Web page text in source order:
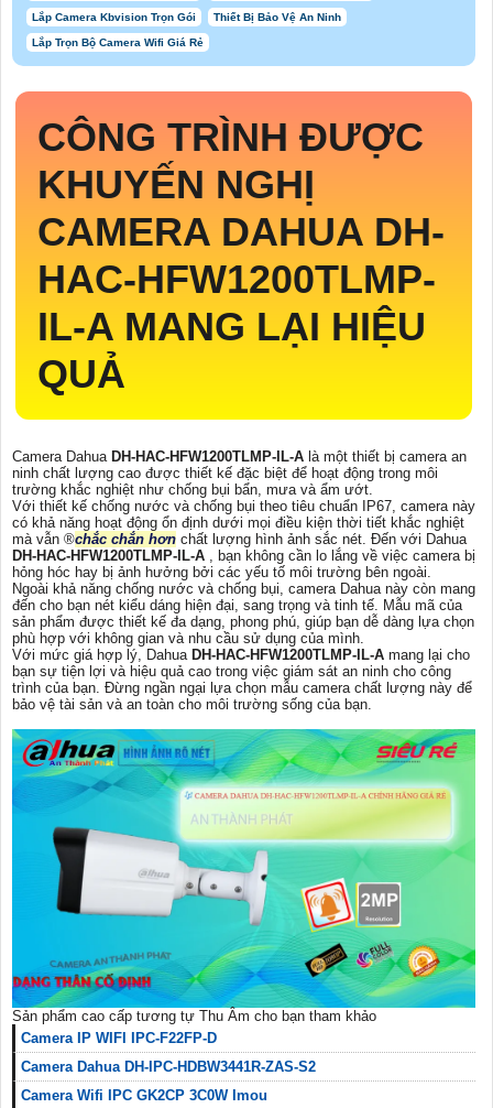
Lắp Camera Kbvision Trọn Gói Thiết Bị Bảo Vệ An Ninh
Lắp Trọn Bộ Camera Wifi Giá Rẻ
CÔNG TRÌNH ĐƯỢC
KHUYẾN NGHỊ
CAMERA DAHUA DH-
HAC-HFW1200TLMP-
IL-A MANG LẠI HIỆU
QUẢ
Camera Dahua DH-HAC-HFW1200TLMP-IL-A là một thiết bị camera an
ninh chất lượng cao được thiết kế đặc biệt để hoạt động trong môi
trường khắc nghiệt như chống bụi bẩn, mưa và ẩm ướt.
Với thiết kế chống nước và chống bụi theo tiêu chuẩn IP67, camera này
có khả năng hoạt động ổn định dưới mọi điều kiện thời tiết khắc nghiệt
mà vẫn ®️chắc chắn hơn chất lượng hình ảnh sắc nét. Đến với Dahua
DH-HAC-HFW1200TLMP-IL-A , bạn không cần lo lắng về việc camera bị
hỏng hóc hay bị ảnh hưởng bởi các yếu tố môi trường bên ngoài.
Ngoài khả năng chống nước và chống bụi, camera Dahua này còn mang
đến cho bạn nét kiểu dáng hiện đại, sang trọng và tinh tế. Mẫu mã của
sản phẩm được thiết kế đa dạng, phong phú, giúp bạn dễ dàng lựa chọn
phù hợp với không gian và nhu cầu sử dụng của mình.
Với mức giá hợp lý, Dahua DH-HAC-HFW1200TLMP-IL-A mang lại cho
bạn sự tiện lợi và hiệu quả cao trong việc giám sát an ninh cho công
trình của bạn. Đừng ngần ngại lựa chọn mẫu camera chất lượng này để
bảo vệ tài sản và an toàn cho môi trường sống của bạn.
Sản phẩm cao cấp tương tự Thu Âm cho bạn tham khảo
Camera IP WIFI IPC-F22FP-D
Camera Dahua DH-IPC-HDBW3441R-ZAS-S2
Camera Wifi IPC GK2CP 3C0W Imou